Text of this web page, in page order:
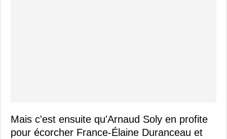
Mais c'est ensuite qu'Arnaud Soly en profite
pour écorcher France-Élaine Duranceau et